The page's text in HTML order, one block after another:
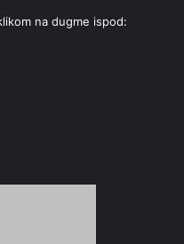
na dugme ispod: